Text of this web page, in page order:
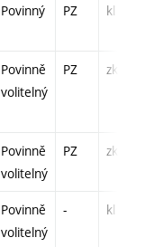
Povinný PZ kl
Povinně
volitelný
PZ zk
Povinně
volitelný
PZ zk
Povinně
volitelný
- kl